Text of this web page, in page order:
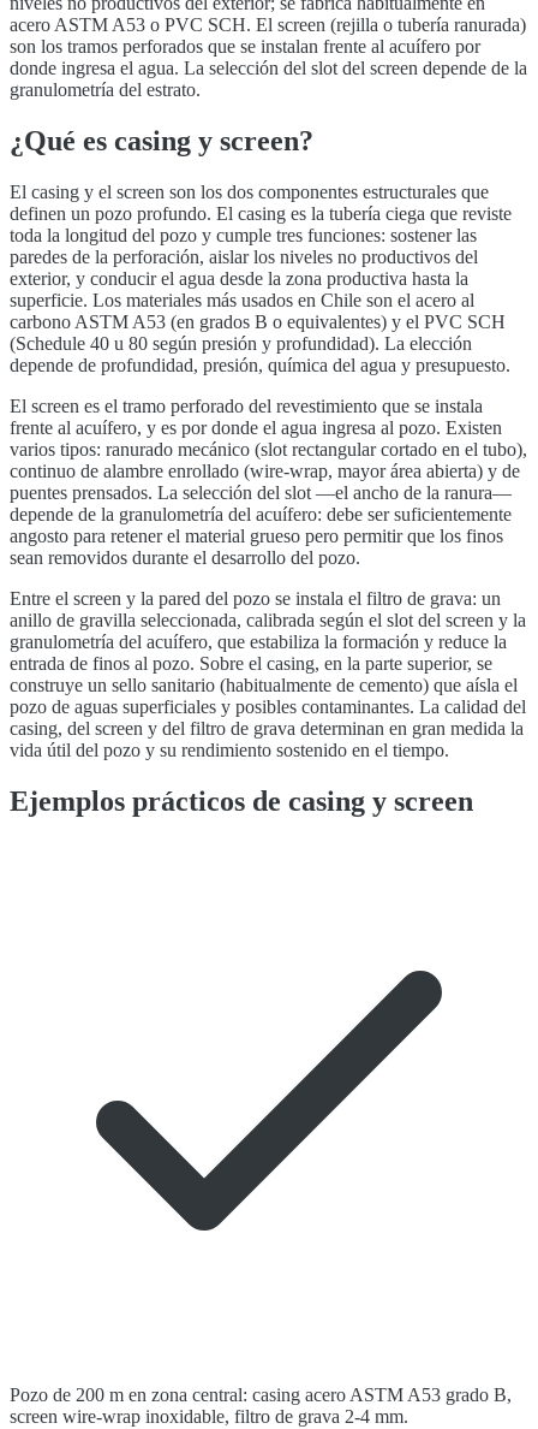
acero ASTM A53 o PVC SCH. El screen (rejilla o tubería ranurada)
son los tramos perforados que se instalan frente al acuífero por
donde ingresa el agua. La selección del slot del screen depende de la
granulometría del estrato.
¿Qué es casing y screen?
El casing y el screen son los dos componentes estructurales que
definen un pozo profundo. El casing es la tubería ciega que reviste
toda la longitud del pozo y cumple tres funciones: sostener las
paredes de la perforación, aislar los niveles no productivos del
exterior, y conducir el agua desde la zona productiva hasta la
superficie. Los materiales más usados en Chile son el acero al
carbono ASTM A53 (en grados B o equivalentes) y el PVC SCH
(Schedule 40 u 80 según presión y profundidad). La elección
depende de profundidad, presión, química del agua y presupuesto.
El screen es el tramo perforado del revestimiento que se instala
frente al acuífero, y es por donde el agua ingresa al pozo. Existen
varios tipos: ranurado mecánico (slot rectangular cortado en el tubo),
continuo de alambre enrollado (wire-wrap, mayor área abierta) y de
puentes prensados. La selección del slot —el ancho de la ranura—
depende de la granulometría del acuífero: debe ser suficientemente
angosto para retener el material grueso pero permitir que los finos
sean removidos durante el desarrollo del pozo.
Entre el screen y la pared del pozo se instala el filtro de grava: un
anillo de gravilla seleccionada, calibrada según el slot del screen y la
granulometría del acuífero, que estabiliza la formación y reduce la
entrada de finos al pozo. Sobre el casing, en la parte superior, se
construye un sello sanitario (habitualmente de cemento) que aísla el
pozo de aguas superficiales y posibles contaminantes. La calidad del
casing, del screen y del filtro de grava determinan en gran medida la
vida útil del pozo y su rendimiento sostenido en el tiempo.
Ejemplos prácticos de casing y screen
Pozo de 200 m en zona central: casing acero ASTM A53 grado B,
screen wire-wrap inoxidable, filtro de grava 2-4 mm.